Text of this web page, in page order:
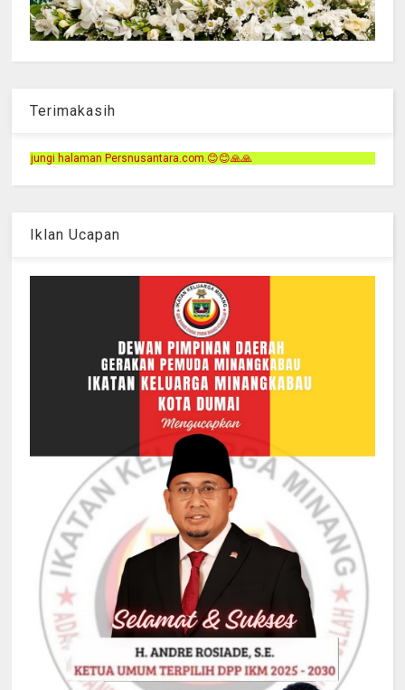
Terimakasih
Iklan Ucapan